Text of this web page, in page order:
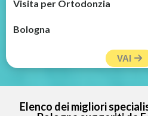
VAI
Elenco dei migliori